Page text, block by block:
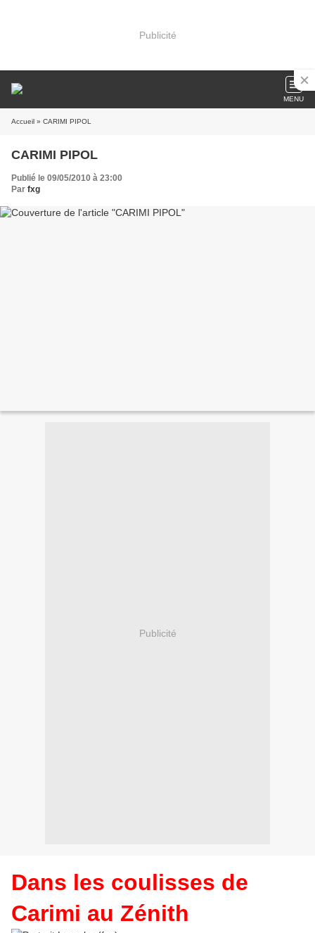
Publicité
MENU
Accueil » CARIMI PIPOL
CARIMI PIPOL
Publié le 09/05/2010 à 23:00
Par fxg
Publicité
Dans les coulisses de
Carimi au Zénith